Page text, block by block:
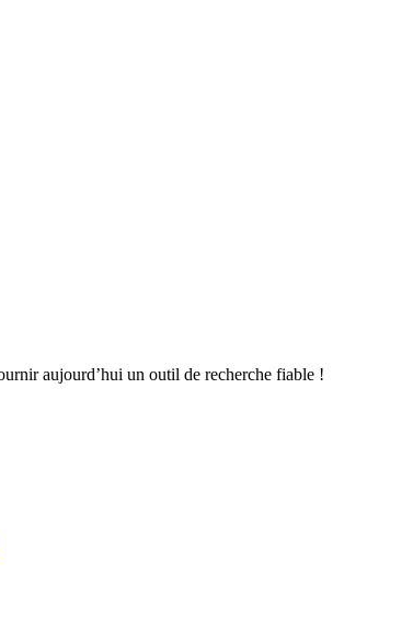
aujourd’hui un outil de recherche fiable !